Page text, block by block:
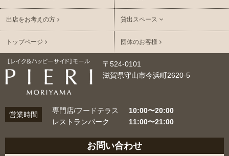
出店をお考えの方 貸出スペース
トップページ 団体のお客様
〒524-0101
滋賀県守山市今浜町2620-5
営業時間 専門店/フードテラス
10:00〜20:00
レストランパーク
11:00〜21:00
お問い合わせ